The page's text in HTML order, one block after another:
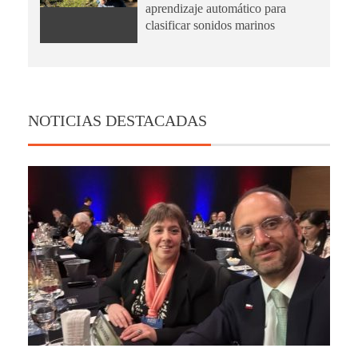
aprendizaje automático para
clasificar sonidos marinos
NOTICIAS DESTACADAS